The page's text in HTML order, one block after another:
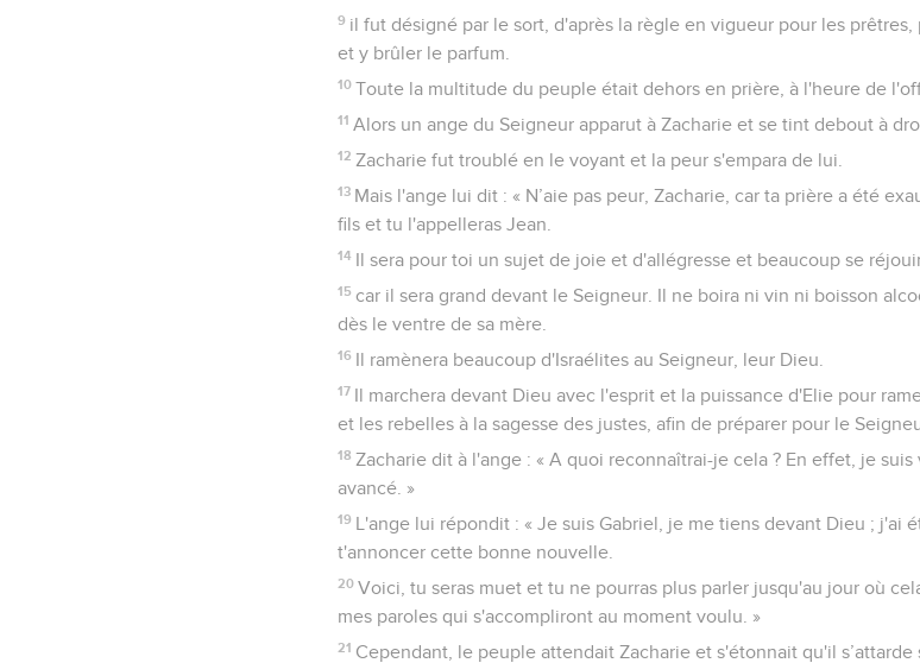
9 il fut désigné par le sort, d'après la règle en vigueur pour les
et y brûler le parfum.
10 Toute la multitude du peuple était dehors en prière, à l'heure de
11 Alors un ange du Seigneur apparut à Zacharie et se tint debout à
12 Zacharie fut troublé en le voyant et la peur s'empara de lui.
13 Mais l'ange lui dit : « N’aie pas peur, Zacharie, car ta prière a été
fils et tu l'appelleras Jean.
14 Il sera pour toi un sujet de joie et d'allégresse et beaucoup se
15 car il sera grand devant le Seigneur. Il ne boira ni vin ni boisson
dès le ventre de sa mère.
16 Il ramènera beaucoup d'Israélites au Seigneur, leur Dieu.
17 Il marchera devant Dieu avec l'esprit et la puissance d'Elie pour
et les rebelles à la sagesse des justes, afin de préparer pour le
18 Zacharie dit à l'ange : « A quoi reconnaîtrai-je cela ? En effet, je
avancé. »
19 L'ange lui répondit : « Je suis Gabriel, je me tiens devant Dieu ; j'ai
t'annoncer cette bonne nouvelle.
20 Voici, tu seras muet et tu ne pourras plus parler jusqu'au jour où
mes paroles qui s'accompliront au moment voulu. »
21 Cependant, le peuple attendait Zacharie et s'étonnait qu'il s’attarde